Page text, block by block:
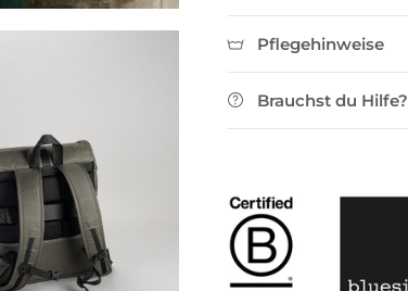
Pflegehinweise
Brauchst du Hilfe?